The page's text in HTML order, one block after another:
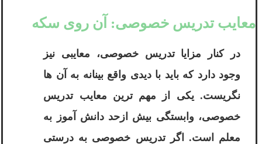
معایب تدریس خصوصی: آن روی سکه
در کنار مزایا تدریس خصوصی، معایبی نیز
وجود دارد که باید با دیدی واقع بینانه به آن ها
نگریست. یکی از مهم ترین معایب تدریس
خصوصی، وابستگی بیش ازحد دانش آموز به
معلم است. اگر تدریس خصوصی به درستی